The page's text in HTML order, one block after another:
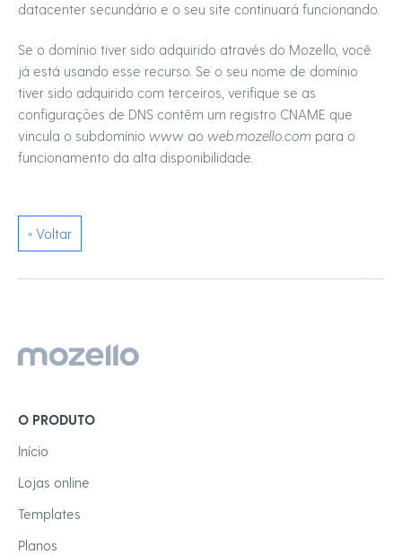
datacenter secundário e o seu site continuará funcionando.
Se o domínio tiver sido adquirido através do Mozello, você
já está usando esse recurso. Se o seu nome de domínio
tiver sido adquirido com terceiros, verifique se as
configurações de DNS contêm um registro CNAME que
vincula o subdomínio www ao web.mozello.com para o
funcionamento da alta disponibilidade.
« Voltar
O PRODUTO
Início
Lojas online
Templates
Planos